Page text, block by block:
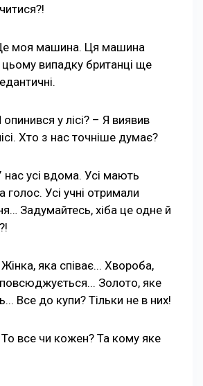
моя машина. Ця машина
цьому випадку британці ще
у лісі? – Я виявив
Хто з нас точніше думає?
нас усі вдома. Усі мають
голос. Усі учні отримали
Задумайтесь, хіба це одне й
яка співає... Хвороба,
Золото, яке
Все до купи? Тільки не в них!
все чи кожен? Та кому яке